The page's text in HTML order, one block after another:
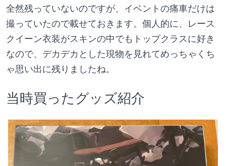
全然残っていないのですが、イベントの痛車だけは
撮っていたので載せておきます。個人的に、レース
クイーン衣装がスキンの中でもトップクラスに好き
なので、デカデカとした現物を見れてめっちゃくち
ゃ思い出に残りましたね。
当時買ったグッズ紹介